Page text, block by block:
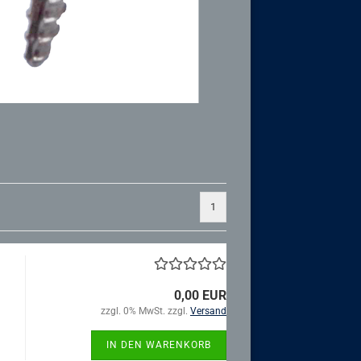
1
0,00 EUR
zzgl. 0% MwSt. zzgl. Versand
IN DEN WARENKORB